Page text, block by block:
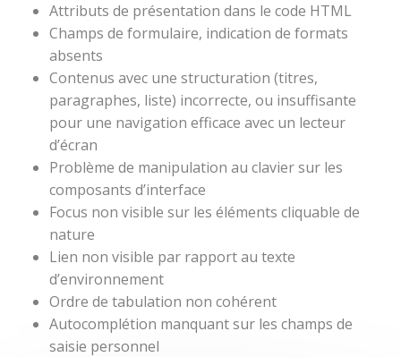
Attributs de présentation dans le code HTML
Champs de formulaire, indication de formats
absents
Contenus avec une structuration (titres,
paragraphes, liste) incorrecte, ou insuffisante
pour une navigation efficace avec un lecteur
d’écran
Problème de manipulation au clavier sur les
composants d’interface
Focus non visible sur les éléments cliquable de
nature
Lien non visible par rapport au texte
d’environnement
Ordre de tabulation non cohérent
Autocomplétion manquant sur les champs de
saisie personnel